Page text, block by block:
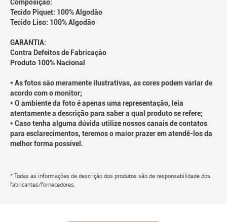
Composição:
Tecido Piquet: 100% Algodão
Tecido Liso: 100% Algodão
GARANTIA:
Contra Defeitos de Fabricação
Produto 100% Nacional
* As fotos são meramente ilustrativas, as cores podem variar de
acordo com o monitor;
* O ambiente da foto é apenas uma representação, leia
atentamente a descrição para saber a qual produto se refere;
* Caso tenha alguma dúvida utilize nossos canais de contatos
para esclarecimentos, teremos o maior prazer em atendê-los da
melhor forma possível.
* Todas as informações de descrição dos produtos são de responsabilidade dos
fabricantes/fornecedores.